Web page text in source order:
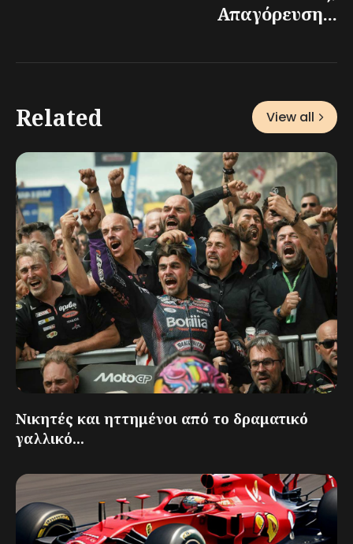
Απαγόρευση...
Related View all
Νικητές και ηττημένοι από το δραματικό
γαλλικό...